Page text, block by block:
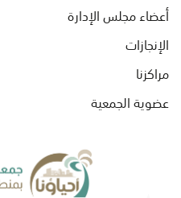
أعضاء مجلس الإدارة
الإنجازات
مراكزنا
عضوية الجمعية